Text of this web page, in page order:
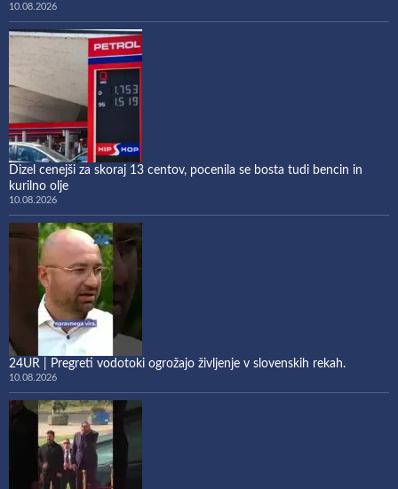
10.08.2026
Dizel cenejši za skoraj 13 centov, pocenila se bosta tudi bencin in
kurilno olje
10.08.2026
24UR | Pregreti vodotoki ogrožajo življenje v slovenskih rekah.
10.08.2026